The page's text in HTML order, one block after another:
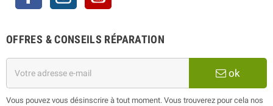
OFFRES & CONSEILS RÉPARATION
ok
Vous pouvez vous désinscrire à tout moment. Vous trouverez pour cela nos